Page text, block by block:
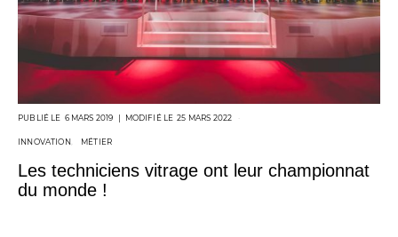
POSTED
6 MARS 2019 25 MARS 2022
INNOVATION MÉTIER
Les techniciens vitrage ont leur championnat
du monde !